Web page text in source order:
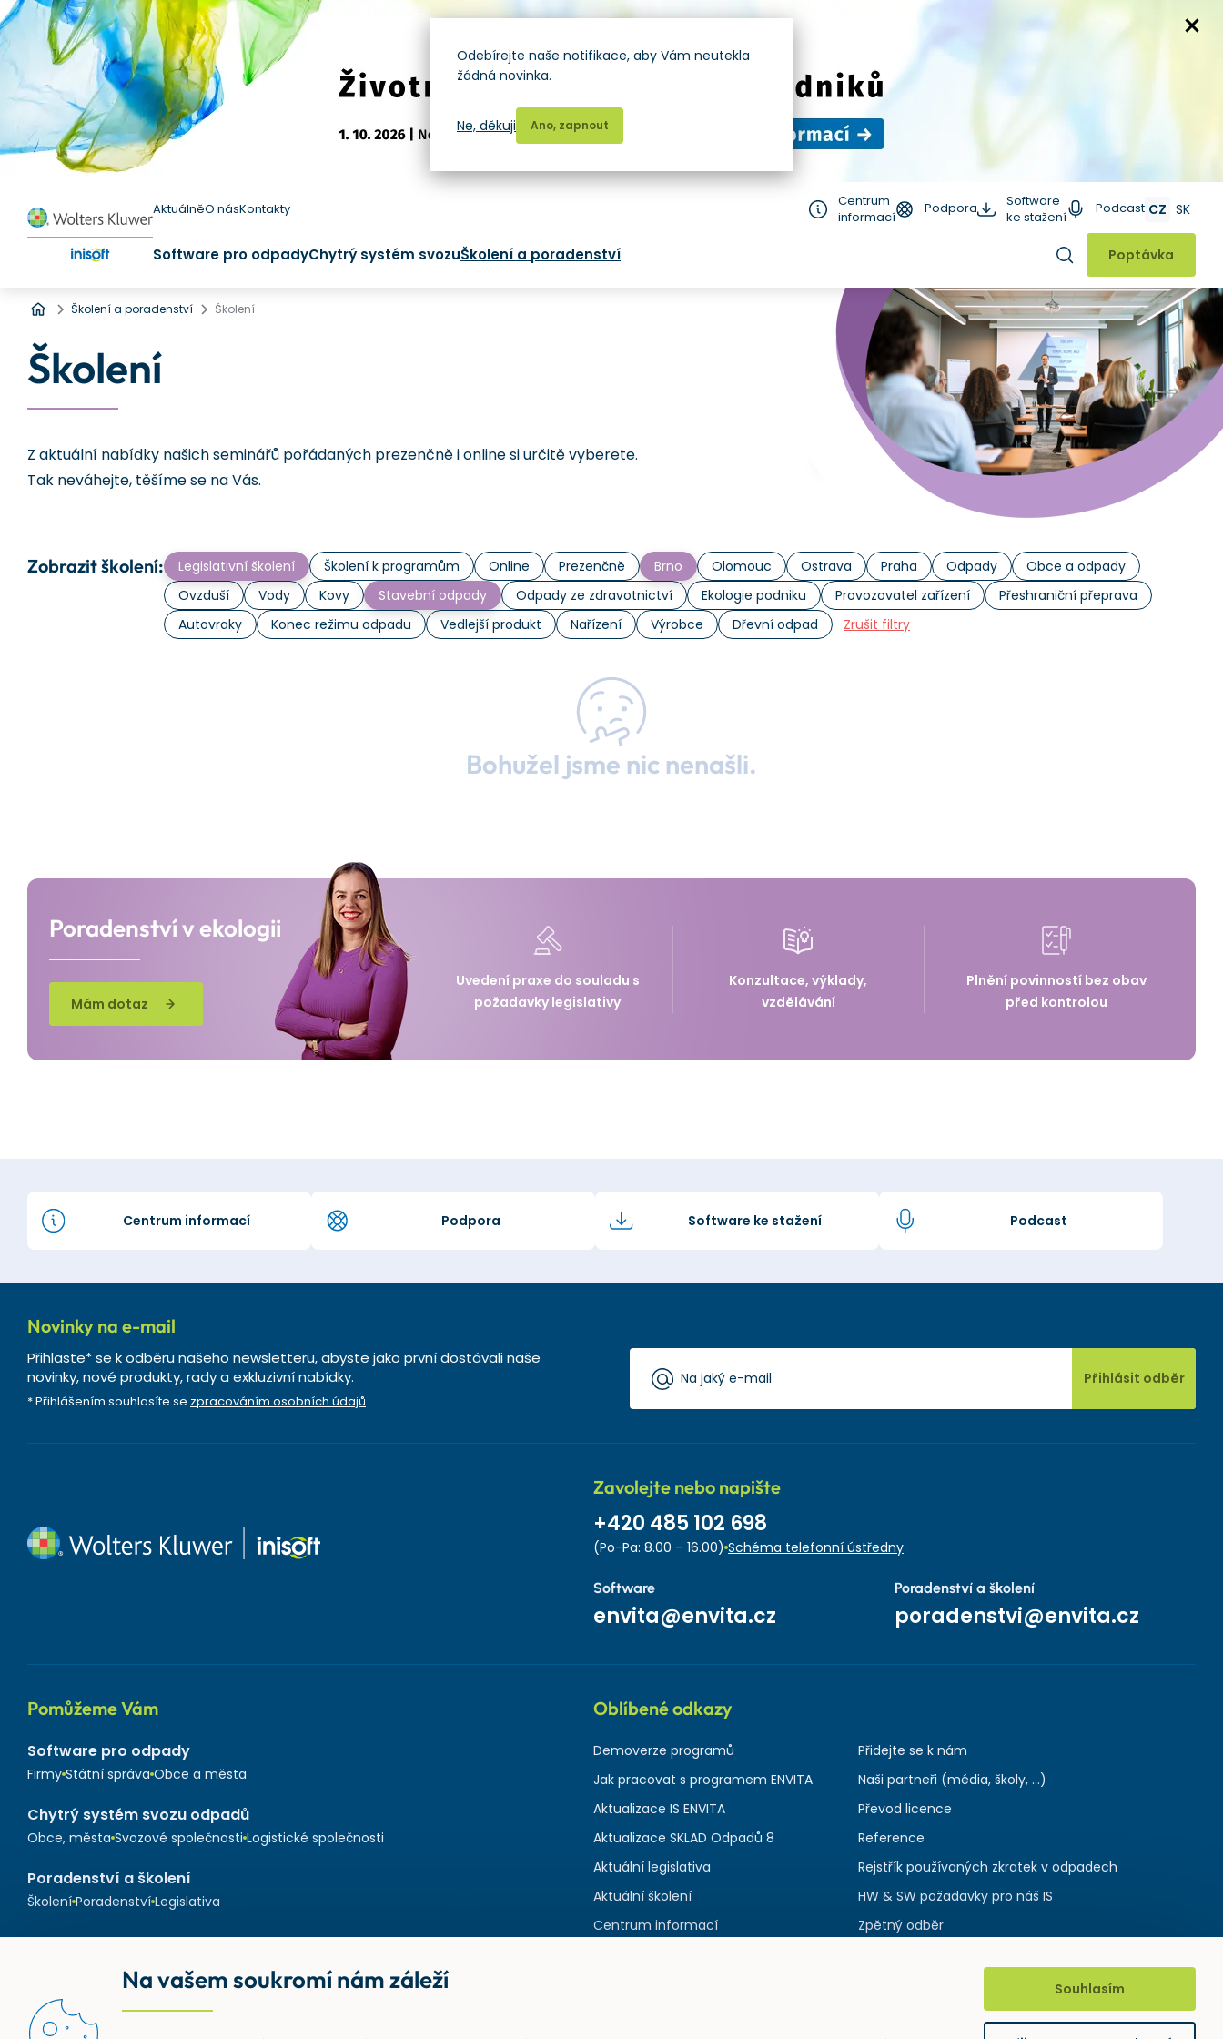
AktuálněO násKontakty
Centrum
informací
Podpora
Software
ke stažení
Podcast CZ SK
Software pro odpadyChytrý systém svozuŠkolení a poradenství Hledat
Poptávka
Úvod
Školení a poradenství Školení
Školení
Z aktuální nabídky našich seminářů pořádaných prezenčně i online si určitě vyberete.
Tak neváhejte, těšíme se na Vás.
Zobrazit školení: Legislativní školení Školení k programům Online Prezenčně Brno Olomouc Ostrava Praha Odpady
Obce a odpady
Ovzduší
Vody Kovy Stavební odpady Odpady ze zdravotnictví Ekologie podniku Provozovatel zařízení
Přeshraniční přeprava
Autovraky
Konec režimu odpadu Vedlejší produkt Nařízení Výrobce Dřevní odpad Zrušit filtry
Bohužel jsme nic nenašli.
Poradenství v ekologii
Mám dotaz
Uvedení praxe do souladu s
požadavky legislativy
Konzultace, výklady,
vzdělávání
Plnění povinností bez obav
před kontrolou
Centrum informací Podpora Software ke stažení Podcast
Novinky na e-mail
Přihlaste* se k odběru našeho newsletteru, abyste jako první dostávali naše
novinky, nové produkty, rady a exkluzivní nabídky.
* Přihlášením souhlasíte se zpracováním osobních údajů.
Přihlásit odběr
Zavolejte nebo napište
+420 485 102 698
(Po-Pa: 8.00 – 16.00) Schéma telefonní ústředny
Software
envita@envita.cz
Poradenství a školení
poradenstvi@envita.cz
Pomůžeme Vám
Software pro odpady
Firmy Státní správa Obce a města
Chytrý systém svozu odpadů
Obce, města Svozové společnosti Logistické společnosti
Poradenství a školení
Školení Poradenství Legislativa
Oblíbené odkazy
Demoverze programů
Jak pracovat s programem ENVITA
Aktualizace IS ENVITA
Aktualizace SKLAD Odpadů 8
Aktuální legislativa
Aktuální školení
Centrum informací
Přidejte se k nám
Naši partneři (média, školy, ...)
Převod licence
Reference
Rejstřík používaných zkratek v odpadech
HW & SW požadavky pro náš IS
Zpětný odběr
Odebírejte naše notifikace, aby Vám neutekla
žádná novinka.
Ano, zapnout
Ne, děkuji
Na vašem soukromí nám záleží Souhlasím